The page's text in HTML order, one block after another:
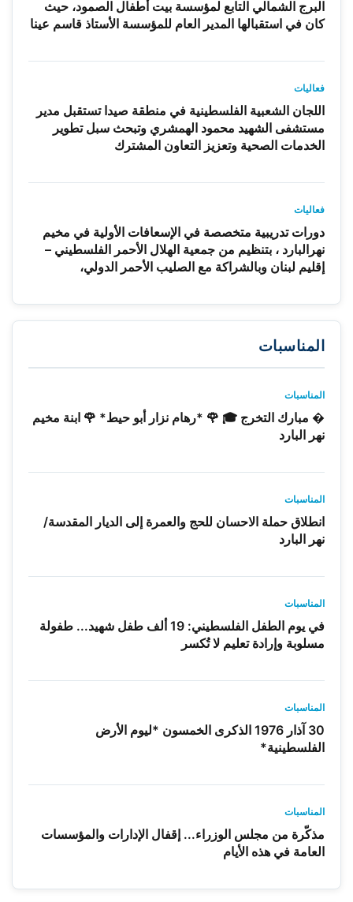
البرج الشمالي التابع لمؤسسة بيت أطفال الصمود، حيث
كان في استقبالها المدير العام للمؤسسة الأستاذ قاسم عينا
فعاليات
اللجان الشعبية الفلسطينية في منطقة صيدا تستقبل مدير
مستشفى الشهيد محمود الهمشري وتبحث سبل تطوير
الخدمات الصحية وتعزيز التعاون المشترك
فعاليات
دورات تدريبية متخصصة في الإسعافات الأولية في مخيم
نهرالبارد ، بتنظيم من جمعية الهلال الأحمر الفلسطيني –
إقليم لبنان وبالشراكة مع الصليب الأحمر الدولي،
المناسبات
المناسبات
� مبارك التخرج 🎓 🌹 *رهام نزار أبو حيط* 🌹 ابنة مخيم
نهر البارد
المناسبات
انطلاق حملة الاحسان للحج والعمرة إلى الديار المقدسة/
نهر البارد
المناسبات
في يوم الطفل الفلسطيني: 19 ألف طفل شهيد... طفولة
مسلوبة وإرادة تعليم لا تُكسر
المناسبات
30 آذار 1976 الذكرى الخمسون *ليوم الأرض
الفلسطينية*
المناسبات
مذكّرة من مجلس الوزراء... إقفال الإدارات والمؤسسات
العامة في هذه الأيام